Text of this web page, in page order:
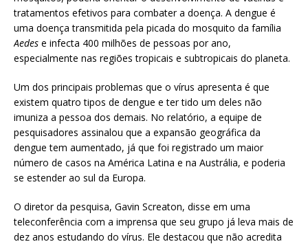
tratamentos efetivos para combater a doença. A dengue é
uma doença transmitida pela picada do mosquito da família
Aedes e infecta 400 milhões de pessoas por ano,
especialmente nas regiões tropicais e subtropicais do planeta.
Um dos principais problemas que o vírus apresenta é que
existem quatro tipos de dengue e ter tido um deles não
imuniza a pessoa dos demais. No relatório, a equipe de
pesquisadores assinalou que a expansão geográfica da
dengue tem aumentado, já que foi registrado um maior
número de casos na América Latina e na Austrália, e poderia
se estender ao sul da Europa.
O diretor da pesquisa, Gavin Screaton, disse em uma
teleconferência com a imprensa que seu grupo já leva mais de
dez anos estudando do vírus. Ele destacou que não acredita